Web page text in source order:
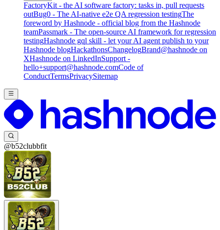
FactoryKit - the AI software factory: tasks in, pull requests
outBug0 - The AI-native e2e QA regression testingThe
foreword by Hashnode - official blog from the Hashnode
teamPassmark - The open-source AI framework for regression
testingHashnode gql skill - let your AI agent publish to your
Hashnode blogHackathonsChangelogBrand@hashnode on
XHashnode on LinkedInSupport -
hello+support@hashnode.comCode of
ConductTermsPrivacySitemap
@b52clubbfit